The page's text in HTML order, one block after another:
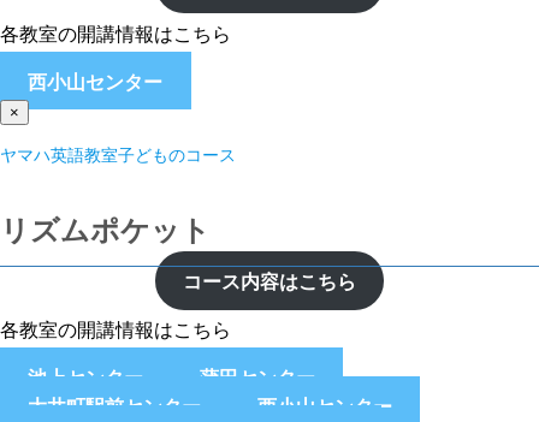
各教室の開講情報はこちら
西小山センター
×
ヤマハ英語教室子どものコース
リズムポケット
コース内容はこちら
各教室の開講情報はこちら
池上センター
蒲田センター
大井町駅前センター
西小山センター